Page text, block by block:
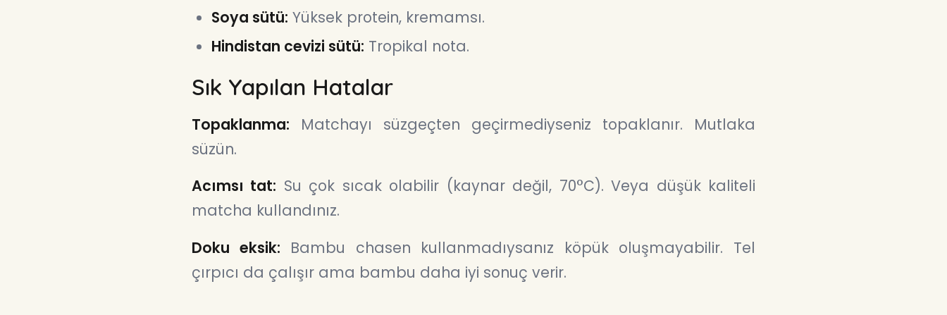
Soya sütü: Yüksek protein, kremamsı.
Hindistan cevizi sütü: Tropikal nota.
Sık Yapılan Hatalar
Topaklanma: Matchayı süzgeçten geçirmediyseniz topaklanır. Mutlaka
süzün.
Acımsı tat: Su çok sıcak olabilir (kaynar değil, 70°C). Veya düşük kaliteli
matcha kullandınız.
Doku eksik: Bambu chasen kullanmadıysanız köpük oluşmayabilir. Tel
çırpıcı da çalışır ama bambu daha iyi sonuç verir.